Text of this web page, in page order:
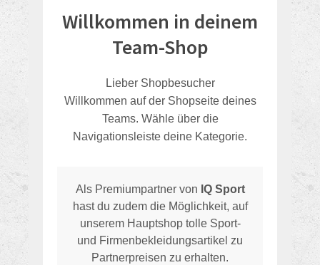
Willkommen in deinem
Team-Shop
Lieber Shopbesucher
Willkommen auf der Shopseite deines
Teams. Wähle über die
Navigationsleiste deine Kategorie.
Als Premiumpartner von IQ Sport
hast du zudem die Möglichkeit, auf
unserem Hauptshop tolle Sport-
und Firmenbekleidungsartikel zu
Partnerpreisen zu erhalten.